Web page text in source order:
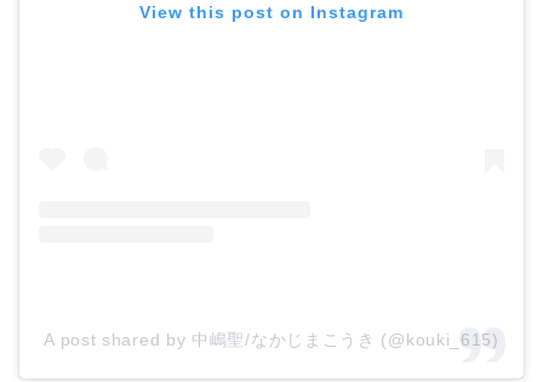
View this post on Instagram
A post shared by 中嶋聖/なかじまこうき (@kouki_615)